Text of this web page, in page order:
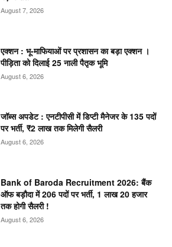
August 7, 2026
एक्शन : भू-माफियाओं पर प्रशासन का बड़ा एक्शन ।
पीड़िता को दिलाई 25 नाली पैतृक भूमि
August 6, 2026
जॉब्स अपडेट : एनटीपीसी में डिप्टी मैनेजर के 135 पदों
पर भर्ती, ₹2 लाख तक मिलेगी सैलरी
August 6, 2026
Bank of Baroda Recruitment 2026: बैंक
ऑफ बड़ौदा में 206 पदों पर भर्ती, 1 लाख 20 हजार
तक होगी सैलरी !
August 6, 2026